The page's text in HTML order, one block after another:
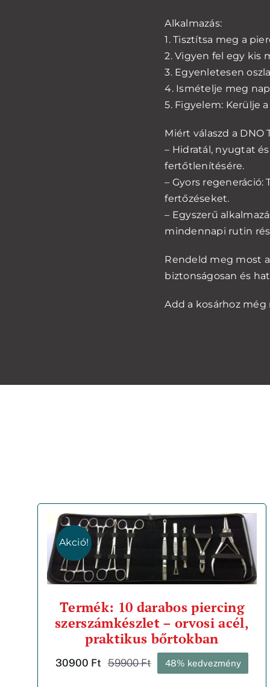
Alkalmazás:
1. Tisztítsa meg a
2. Vigyen fel egy kis
3. Egyenletesen
4. Ismételje meg
5. Figyelem: Kerülje
Miért válaszd a DNO
– Hidratál, nyugtat
fertőtlenítésére.
– Gyors
fertőzéseket.
– Egyszerű
mindennapi rutin
Rendeld meg most a
biztonságosan és
Add a kosárhoz még
Akció!
Termék: 10 darabos piercing
szerszámkészlet – orvosi acél,
praktikus bőrtokban
59900Ft
Original
30900 Ft
Current
48% kedvezmény